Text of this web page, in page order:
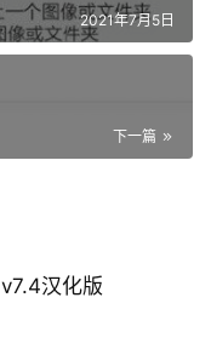
2021年7月5日
下一篇
汉化版